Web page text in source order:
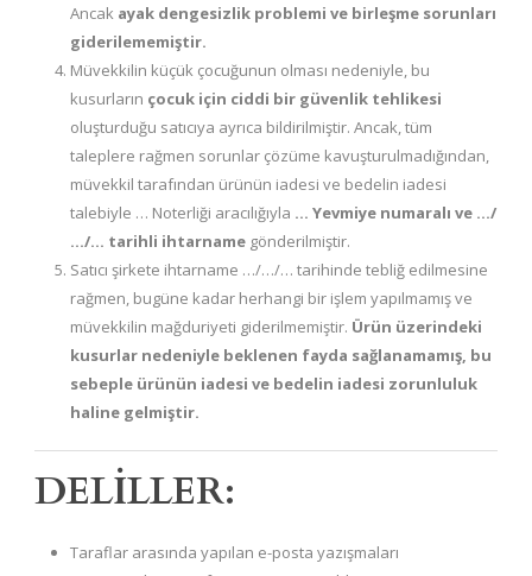
Ancak ayak dengesizlik problemi ve birleşme sorunları
giderilememiştir.
Müvekkilin küçük çocuğunun olması nedeniyle, bu
kusurların çocuk için ciddi bir güvenlik tehlikesi
oluşturduğu satıcıya ayrıca bildirilmiştir. Ancak, tüm
taleplere rağmen sorunlar çözüme kavuşturulmadığından,
müvekkil tarafından ürünün iadesi ve bedelin iadesi
talebiyle … Noterliği aracılığıyla … Yevmiye numaralı ve …/
…/… tarihli ihtarname gönderilmiştir.
Satıcı şirkete ihtarname …/…/… tarihinde tebliğ edilmesine
rağmen, bugüne kadar herhangi bir işlem yapılmamış ve
müvekkilin mağduriyeti giderilmemiştir. Ürün üzerindeki
kusurlar nedeniyle beklenen fayda sağlanamamış, bu
sebeple ürünün iadesi ve bedelin iadesi zorunluluk
haline gelmiştir.
DELİLLER:
Taraflar arasında yapılan e-posta yazışmaları